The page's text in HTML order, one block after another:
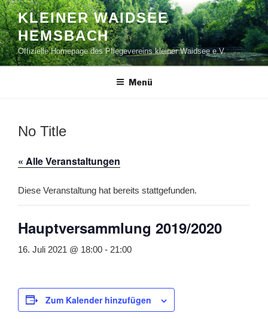
Zum
Inhalt
springen
KLEINER WAIDSEE
HEMSBACH
Offizielle Homepage des Pflegevereins kleiner Waidsee e.V.
Menü
No Title
« Alle Veranstaltungen
Diese Veranstaltung hat bereits stattgefunden.
Hauptversammlung 2019/2020
16. Juli 2021 @ 18:00 - 21:00
Zum Kalender hinzufügen